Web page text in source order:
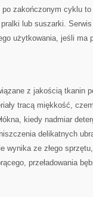
zakończonym cyklu to
lub suszarki.
użytkowania, jeśli ma
z jakością tkanin
tracą miękkość,
kiedy nadmiar
delikatnych
wynika ze złego
przeładowania